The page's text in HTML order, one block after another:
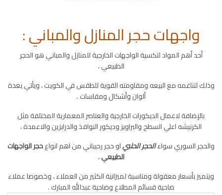
واجهات حجر المنازل والمباني :
أحد أهم المواد لتكسية الواجهات الخارجية للمنازل والمباني هو الحجر
الطبيعي ،
وذلك لتناغمه مع البيعه ومقاومته القوية للطقس في الكويت ، ويأتي بعدة
ألوان وأشكال ومقاسات .
بالإضافة لاعمال الديكورات الخارجية والعناصر المعمارية المختلفة مثل
الكرنيشه اعلي السطح والبراويز وديكور النوافذ والدرابزين والاعمدة ،
والحجر السوري سواءالحجر الحلبياو حجر رحيباني من اهم انواعحجر الواجهات
الطبيعي،
ويتميز بأسعار معقولة ومناسبة لميزانية الكثير من العملاء ، وخصوصا عملاء
ضاحية قسائم المطلاع وضاحية عبدالله المبارك .